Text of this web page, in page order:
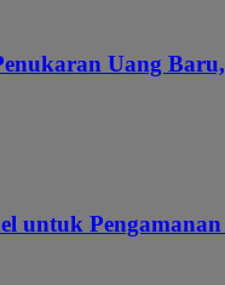
Uang
untuk